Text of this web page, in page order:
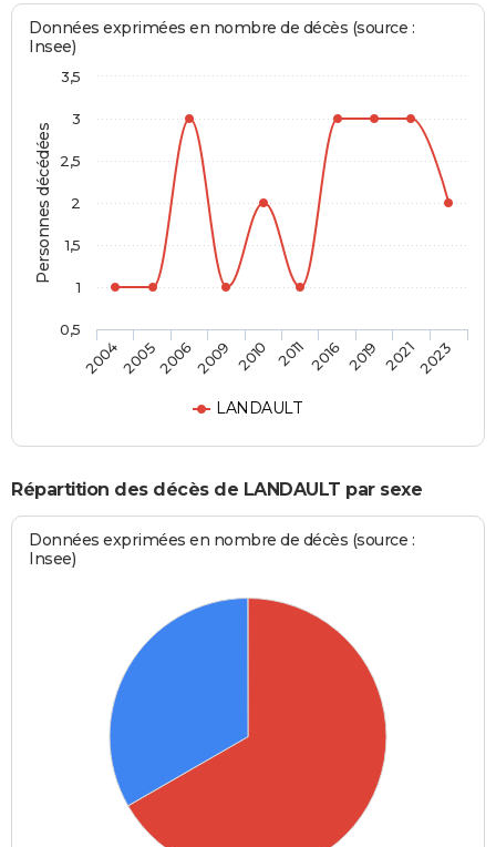
Personnes décédées
Données exprimées en nombre de décès (source :
Insee)
LANDAULT
2004200520062009 2010 2011 2016 2019 20212023
0,5
1
1,5
2
2,5
3
3,5
Répartition des décès de LANDAULT par sexe
Données exprimées en nombre de décès (source :
Insee)